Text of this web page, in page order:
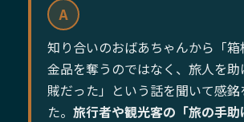
A
知り合いのおばあちゃんから「
金品を奪うのではなく、旅人を
賊だった」という話を聞いて感銘
た。 旅行者や観光客の「旅の手助